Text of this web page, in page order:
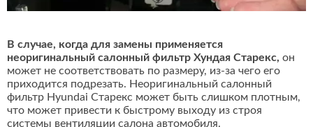
В случае, когда для замены применяется
неоригинальный салонный фильтр Хундая Старекс, он
может не соответствовать по размеру, из-за чего его
приходится подрезать. Неоригинальный салонный
фильтр Hyundai Старекс может быть слишком плотным,
что может привести к быстрому выходу из строя
системы вентиляции салона автомобиля.